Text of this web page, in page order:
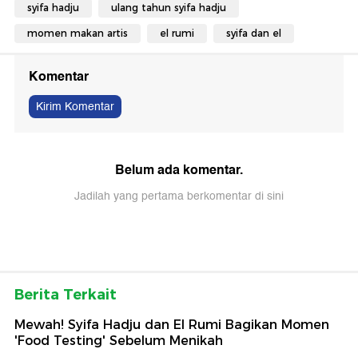
syifa hadju ulang tahun syifa hadju
momen makan artis el rumi syifa dan el
Komentar
Kirim Komentar
Belum ada komentar.
Jadilah yang pertama berkomentar di sini
Berita Terkait
Mewah! Syifa Hadju dan El Rumi Bagikan Momen
'Food Testing' Sebelum Menikah